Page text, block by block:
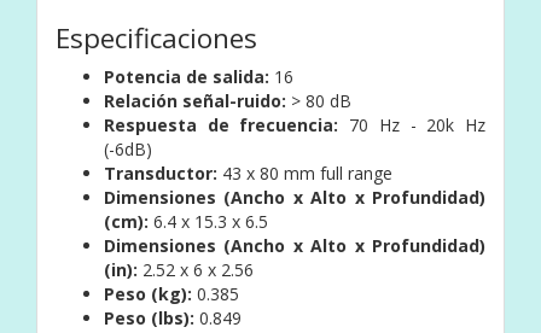
Especificaciones
Potencia de salida: 16
Relación señal-ruido: > 80 dB
Respuesta de frecuencia: 70 Hz - 20k Hz
(-6dB)
Transductor: 43 x 80 mm full range
Dimensiones (Ancho x Alto x Profundidad)
(cm): 6.4 x 15.3 x 6.5
Dimensiones (Ancho x Alto x Profundidad)
(in): 2.52 x 6 x 2.56
Peso (kg): 0.385
Peso (lbs): 0.849